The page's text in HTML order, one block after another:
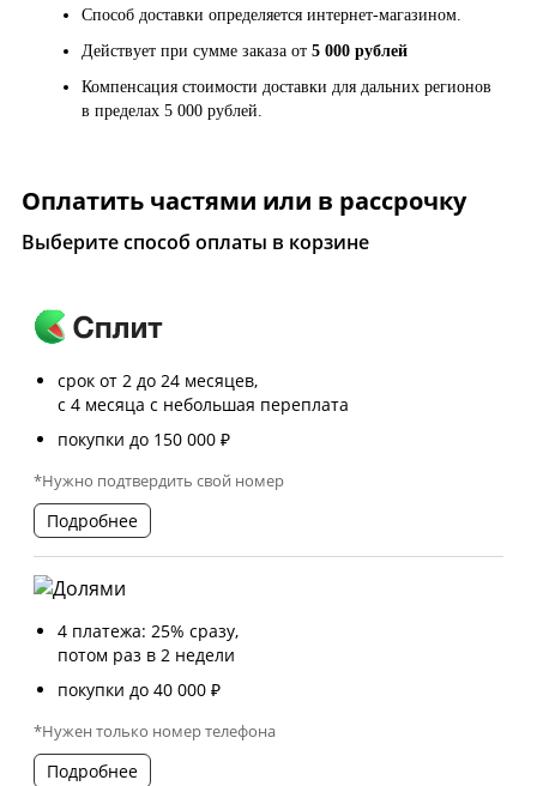
Способ доставки определяется интернет-магазином.
Действует при сумме заказа от 5 000 рублей
Компенсация стоимости доставки для дальних регионов
в пределах 5 000 рублей.
Оплатить частями или в рассрочку
Выберите способ оплаты в корзине
срок от 2 до 24 месяцев,
с 4 месяца с небольшая переплата
покупки до 150 000 ₽
*Нужно подтвердить свой номер
Подробнее
4 платежа: 25% сразу,
потом раз в 2 недели
покупки до 40 000 ₽
*Нужен только номер телефона
Подробнее